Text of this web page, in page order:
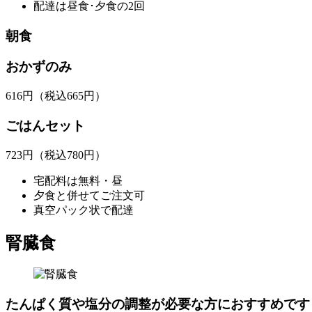
配達は昼食･夕食の2回
朝食
おかずのみ
616円 （税込665円）
ごはんセット
723円 （税込780円）
宅配料は無料・昼
夕食と併せてご注文可
真空パック状で配達
腎臓食
たんぱく質や塩分の調整が必要な方におすすめで